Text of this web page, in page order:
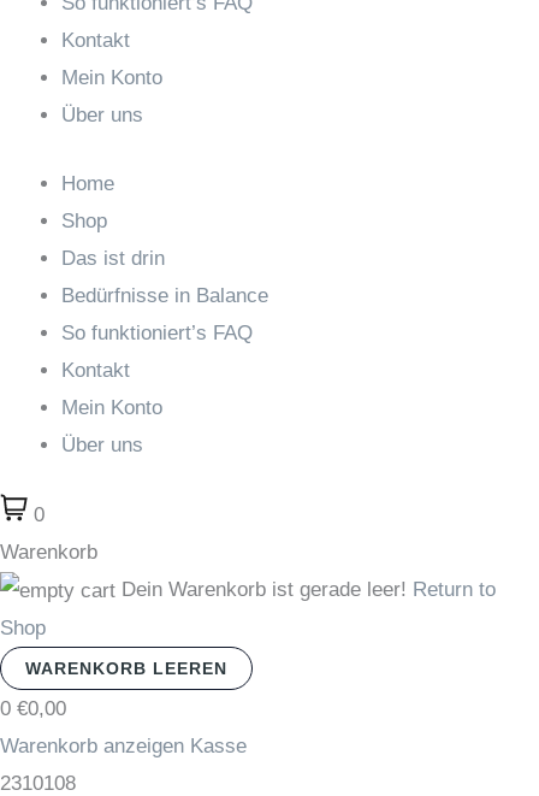
Kontakt
Mein Konto
Über uns
Home
Shop
Das ist drin
Bedürfnisse in Balance
So funktioniert’s FAQ
Kontakt
Mein Konto
Über uns
0
Warenkorb
Dein Warenkorb ist gerade leer! Return to
Shop
WARENKORB LEEREN
0 €0,00
Warenkorb anzeigen Kasse
2310108
Gebackener